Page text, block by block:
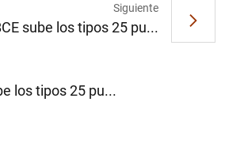
los tipos 25 pu...
Siguiente
sube los tipos 25 pu...